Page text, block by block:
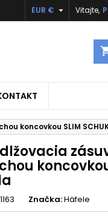
Vitajte,
EUR € 
koncovkou SLIM
Značka:Häfele